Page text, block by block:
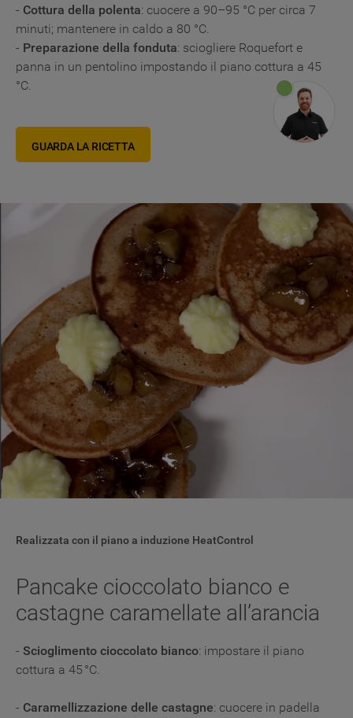
- Cottura della polenta: cuocere a 90–95 °C per circa 7
minuti; mantenere in caldo a 80 °C.
- Preparazione della fonduta: sciogliere Roquefort e
panna in un pentolino impostando il piano cottura a 45
°C.
GUARDA LA RICETTA
Realizzata con il piano a induzione HeatControl
Pancake cioccolato bianco e
castagne caramellate all’arancia
- Scioglimento cioccolato bianco: impostare il piano
cottura a 45 °C.
- Caramellizzazione delle castagne: cuocere in padella